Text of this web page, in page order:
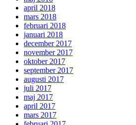
april 2018
mars 2018
februari 2018
januari 2018
december 2017
november 2017
oktober 2017
september 2017
augusti 2017
juli 2017
maj 2017
april 2017
mars 2017